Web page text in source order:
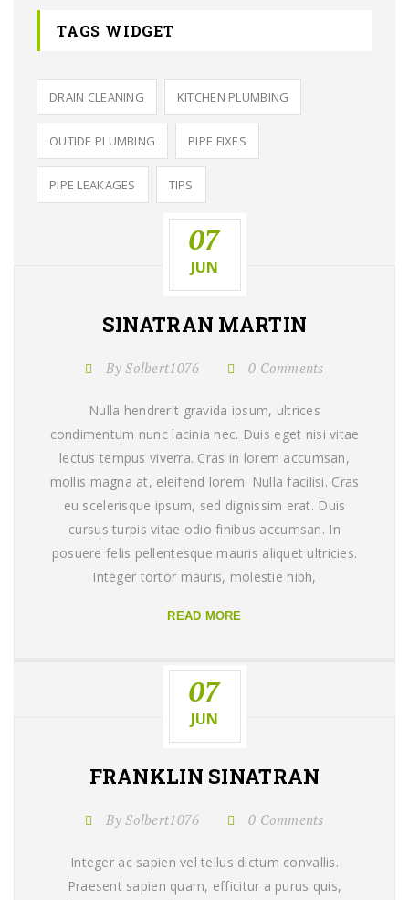
TAGS WIDGET
DRAIN CLEANING KITCHEN PLUMBING
OUTIDE PLUMBING PIPE FIXES
PIPE LEAKAGES TIPS
07
JUN
SINATRAN MARTIN
By Solbert1076 0 Comments
Nulla hendrerit gravida ipsum, ultrices
condimentum nunc lacinia nec. Duis eget nisi vitae
lectus tempus viverra. Cras in lorem accumsan,
mollis magna at, eleifend lorem. Nulla facilisi. Cras
eu scelerisque ipsum, sed dignissim erat. Duis
cursus turpis vitae odio finibus accumsan. In
posuere felis pellentesque mauris aliquet ultricies.
Integer tortor mauris, molestie nibh,
READ MORE
07
JUN
FRANKLIN SINATRAN
By Solbert1076 0 Comments
Integer ac sapien vel tellus dictum convallis.
Praesent sapien quam, efficitur a purus quis,